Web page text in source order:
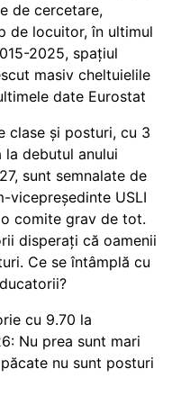
de cercetare,
de locuitor, în ultimul
2025, spațiul
masiv cheltuielile
date Eurostat
clase și posturi, cu 3
la debutul anului
sunt semnalate de
vicepreședinte USLI
comite grav de tot.
disperați că oamenii
Ce se întâmplă cu
cu 9.70 la
Nu prea sunt mari
nu sunt posturi